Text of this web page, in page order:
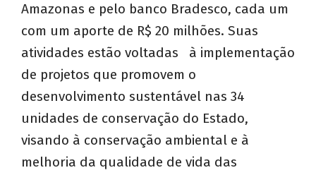
Amazonas e pelo banco Bradesco, cada um
com um aporte de R$ 20 milhões. Suas
atividades estão voltadas à implementação
de projetos que promovem o
desenvolvimento sustentável nas 34
unidades de conservação do Estado,
visando à conservação ambiental e à
melhoria da qualidade de vida das